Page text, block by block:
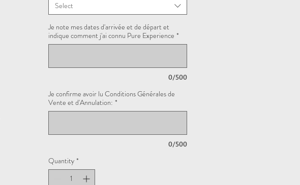
Select
Je note mes dates d'arrivée et de départ et
indique comment j'ai connu Pure Experience *
0/500
Je confirme avoir lu Conditions Générales de
Vente et d'Annulation: *
0/500
Quantity *